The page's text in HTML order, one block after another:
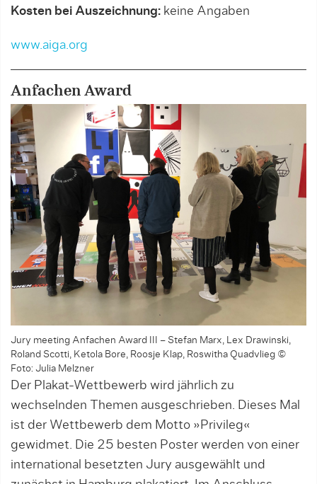
Kosten bei Auszeichnung: keine Angaben
www.aiga.org
Anfachen Award
Jury meeting Anfachen Award III – Stefan Marx, Lex Drawinski,
Roland Scotti, Ketola Bore, Roosje Klap, Roswitha Quadvlieg ©
Foto: Julia Melzner
Der Plakat-Wettbewerb wird jährlich zu
wechselnden Themen ausgeschrieben. Dieses Mal
ist der Wettbewerb dem Motto »Privileg«
gewidmet. Die 25 besten Poster werden von einer
international besetzten Jury ausgewählt und